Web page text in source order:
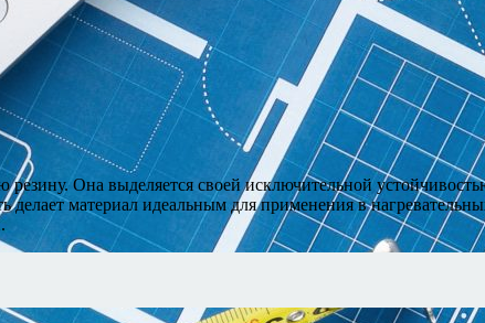
Она выделяется своей исключительной
делает материал идеальным для применения в